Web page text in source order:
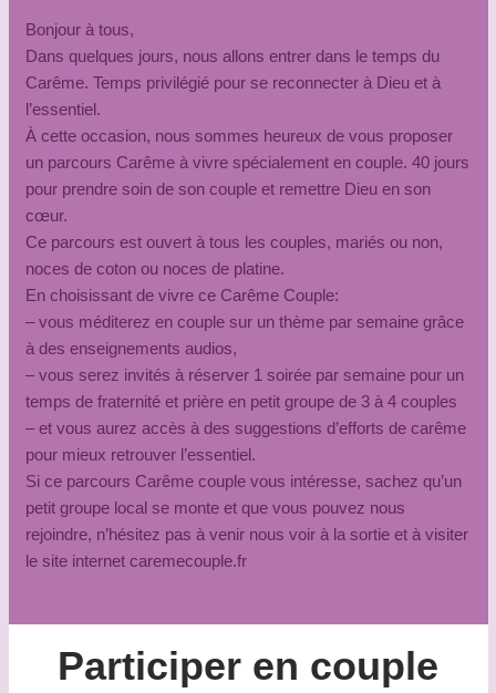
Bonjour à tous,
Dans quelques jours, nous allons entrer dans le temps du
Carême. Temps privilégié pour se reconnecter à Dieu et à
l’essentiel.
À cette occasion, nous sommes heureux de vous proposer
un parcours Carême à vivre spécialement en couple. 40 jours
pour prendre soin de son couple et remettre Dieu en son
cœur.
Ce parcours est ouvert à tous les couples, mariés ou non,
noces de coton ou noces de platine.
En choisissant de vivre ce Carême Couple:
– vous méditerez en couple sur un thème par semaine grâce
à des enseignements audios,
– vous serez invités à réserver 1 soirée par semaine pour un
temps de fraternité et prière en petit groupe de 3 à 4 couples
– et vous aurez accès à des suggestions d’efforts de carême
pour mieux retrouver l’essentiel.
Si ce parcours Carême couple vous intéresse, sachez qu’un
petit groupe local se monte et que vous pouvez nous
rejoindre, n’hésitez pas à venir nous voir à la sortie et à visiter
le site internet caremecouple.fr
Participer en couple